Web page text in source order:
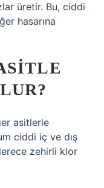
üretir. Bu, ciddi
hasarına
asitlerle
ciddi iç ve dış
zehirli klor